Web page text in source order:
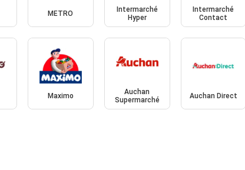
METRO
Intermarché
Hyper
Intermarché
Contact
Maximo
Auchan
Supermarché
Auchan Direct